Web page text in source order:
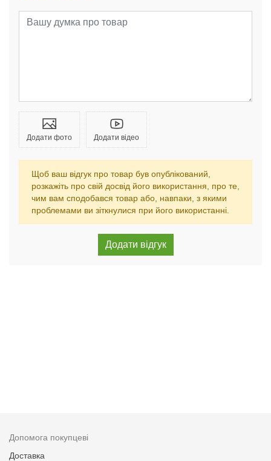
Додати фото Додати відео
Щоб ваш відгук про товар був опублікований,
розкажіть про свій досвід його використання, про те,
чим вам сподобався товар або, навпаки, з якими
проблемами ви зіткнулися при його використанні.
Допомога покупцеві
Доставка